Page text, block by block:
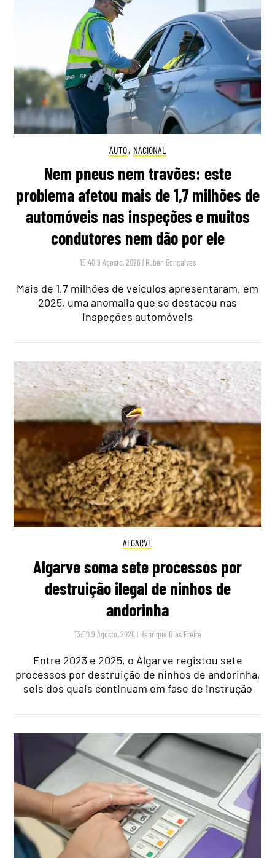
AUTO, NACIONAL
Nem pneus nem travões: este
problema afetou mais de 1,7 milhões de
automóveis nas inspeções e muitos
condutores nem dão por ele
15:40 9 Agosto, 2026 | Rubén Gonçalves
Mais de 1,7 milhões de veículos apresentaram, em
2025, uma anomalia que se destacou nas
inspeções automóveis
ALGARVE
Algarve soma sete processos por
destruição ilegal de ninhos de
andorinha
13:50 9 Agosto, 2026 | Henrique Dias Freire
Entre 2023 e 2025, o Algarve registou sete
processos por destruição de ninhos de andorinha,
seis dos quais continuam em fase de instrução